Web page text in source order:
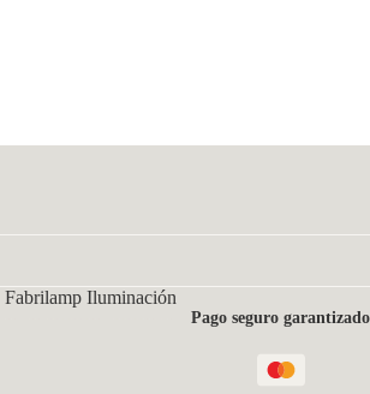
Fabrilamp Iluminación
Pago seguro garantizado